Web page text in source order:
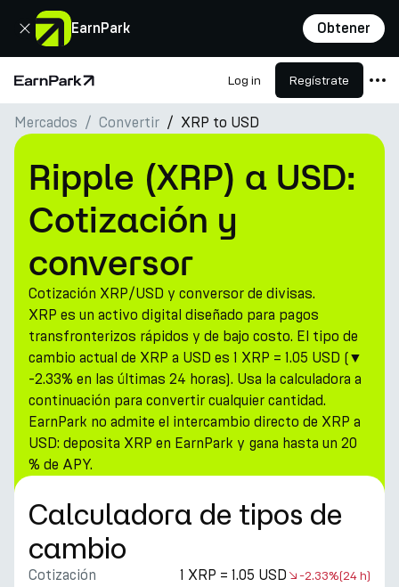
EarnPark Obtener
Cerrar
Página de inicio Log in Regístrate
Productos
Mercados
Calculadoras
PARK Token
Recursos
Compañía
Mercados Convertir XRP to USD
Ripple (XRP) a USD:
Cotización y
conversor
Cotización XRP/USD y conversor de divisas.
XRP es un activo digital diseñado para pagos
transfronterizos rápidos y de bajo costo. El tipo de
cambio actual de XRP a USD es 1 XRP = 1.05 USD (▼
-2.33% en las últimas 24 horas). Usa la calculadora a
continuación para convertir cualquier cantidad.
EarnPark no admite el intercambio directo de XRP a
USD: deposita XRP en EarnPark y gana hasta un 20
% de APY.
Calculadora de tipos de
cambio
Cotización 1 XRP = 1.05 USD -2.33%(24 h)